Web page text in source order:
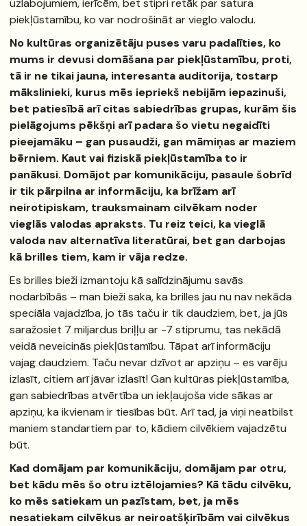
uzlabojumiem, ierīcēm, bet stipri retāk par satura
piekļūstamību, ko var nodrošināt ar vieglo valodu.
No kultūras organizētāju puses varu padalīties, ko
mums ir devusi domāšana par piekļūstamību, proti,
tā ir ne tikai jauna, interesanta auditorija, tostarp
mākslinieki, kurus mēs iepriekš nebijām iepazinuši,
bet patiesībā arī citas sabiedrības grupas, kurām šis
pielāgojums pēkšņi arī padara šo vietu negaidīti
pieejamāku – gan pusaudži, gan māmiņas ar maziem
bērniem. Kaut vai fiziskā piekļūstamība to ir
panākusi. Domājot par komunikāciju, pasaule šobrīd
ir tik pārpilna ar informāciju, ka brīžam arī
neirotipiskam, trauksmainam cilvēkam noder
vieglās valodas apraksts. Tu reiz teici, ka vieglā
valoda nav alternatīva literatūrai, bet gan darbojas
kā brilles tiem, kam ir vāja redze.
Es brilles bieži izmantoju kā salīdzinājumu savās
nodarbībās – man bieži saka, ka brilles jau nu nav nekāda
speciāla vajadzība, jo tās taču ir tik daudziem, bet, ja jūs
saražosiet 7 miljardus briļļu ar -7 stiprumu, tas nekādā
veidā neveicinās piekļūstamību. Tāpat arī informāciju
vajag daudziem. Taču nevar dzīvot ar apziņu – es varēju
izlasīt, citiem arī jāvar izlasīt! Gan kultūras piekļūstamība,
gan sabiedrības atvērtība un iekļaujoša vide sākas ar
apziņu, ka ikvienam ir tiesības būt. Arī tad, ja viņi neatbilst
maniem standartiem par to, kādiem cilvēkiem vajadzētu
būt.
Kad domājam par komunikāciju, domājam par otru,
bet kādu mēs šo otru iztēlojamies? Kā tādu cilvēku,
ko mēs satiekam un pazīstam, bet, ja mēs
nesatiekam cilvēkus ar neiroatšķirībām vai cilvēkus